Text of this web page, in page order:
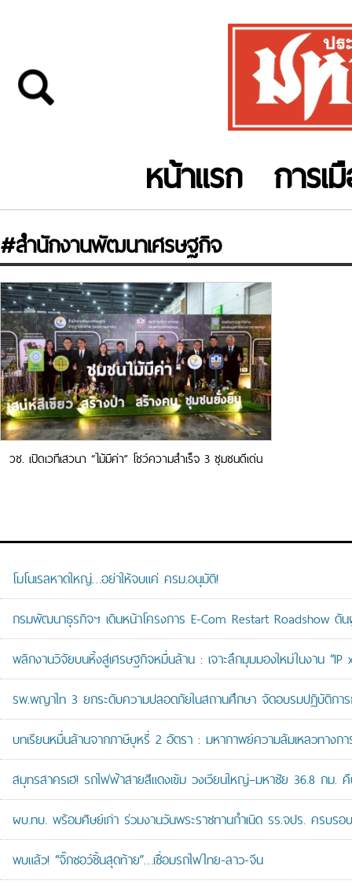
หน้าแรก การเ
#สำนักงานพัฒนาเศรษฐกิจ
วช. เปิดเวทีเสวนา “ไม้มีค่า” โชว์ความสำเร็จ 3 ชุมชนดีเด่น
โมโนเรลหาดใหญ่…อย่าให้จบแค่ ครม.อนุมัติ!
กรมพัฒนาธุรกิจฯ เดินหน้าโครงการ E-Com Restart Roadshow ดั
พลิกงานวิจัยบนหิ้งสู่เศรษฐกิจหมื่นล้าน : เจาะลึกมุมมองใหม่ในงาน “IP
รพ.พญาไท 3 ยกระดับความปลอดภัยในสถานศึกษา จัดอบรมปฏิบัติกา
บทเรียนหมื่นล้านจากภาษีบุหรี่ 2 อัตรา : มหากาพย์ความล้มเหลวทางก
สมุทรสาครเฮ! รถไฟฟ้าสายสีแดงเข้ม วงเวียนใหญ่–มหาชัย 36.8 ก
ผบ.ทบ. พร้อมศิษย์เก่า ร่วมงานวันพระราชทานกำเนิด รร.จปร. ครบ
พบแล้ว! “จิ๊กซอว์ชิ้นสุดท้าย”…เชื่อมรถไฟไทย-ลาว-จีน